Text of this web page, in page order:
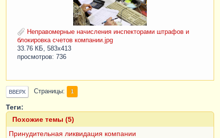
Неправомерные начисления инспекторами штрафов и
блокировка счетов компании.jpg
33.76 КБ, 583x413
просмотров: 736
ВВЕРХ Страницы 1
Теги:
Похожие темы (5)
Принудительная ликвидация компании